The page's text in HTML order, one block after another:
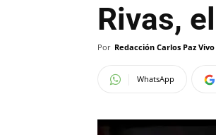
Rivas,
Por Redacción Carlos Paz Vivo
WhatsApp